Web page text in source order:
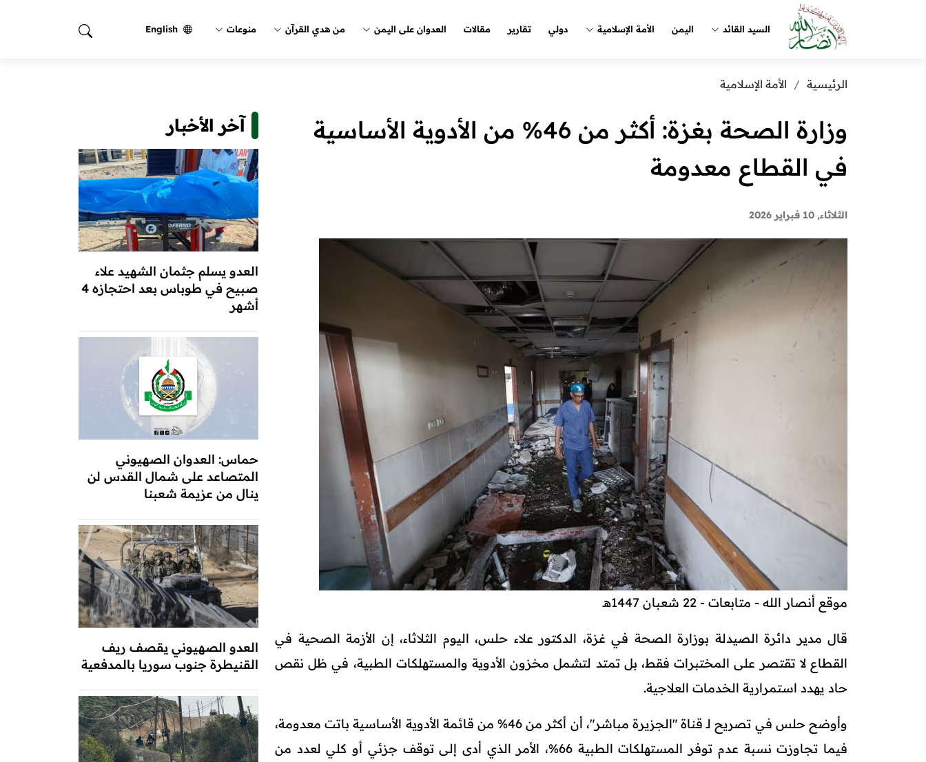
السيد القائد اليمن الأمة الإسلامية دولي تقارير مقالات العدوان على اليمن من هدي القرآن منوعات English
الرئيسية الأمة الإسلامية
وزارة الصحة بغزة: أكثر من 46% من الأدوية الأساسية
في القطاع معدومة
الثلاثاء, 10 فبراير 2026
موقع أنصار الله - متابعات - 22 شعبان 1447هـ
قال مدير دائرة الصيدلة بوزارة الصحة في غزة، الدكتور علاء حلس، اليوم الثلاثاء، إن الأزمة الصحية في
القطاع لا تقتصر على المختبرات فقط، بل تمتد لتشمل مخزون الأدوية والمستهلكات الطبية، في ظل نقص
حاد يهدد استمرارية الخدمات العلاجية.
وأوضح حلس في تصريح لـ قناة "الجزيرة مباشر"، أن أكثر من 46% من قائمة الأدوية الأساسية باتت معدومة،
فيما تجاوزت نسبة عدم توفر المستهلكات الطبية 66%، الأمر الذي أدى إلى توقف جزئي أو كلي لعدد من
آخر الأخبار
العدو يسلم جثمان الشهيد علاء
صبيح في طوباس بعد احتجازه 4
أشهر
حماس: العدوان الصهيوني
المتصاعد على شمال القدس لن
ينال من عزيمة شعبنا
العدو الصهيوني يقصف ريف
القنيطرة جنوب سوريا بالمدفعية